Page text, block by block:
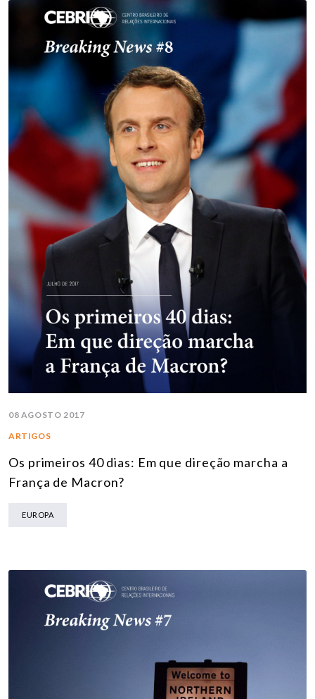
08 AGOSTO 2017
ARTIGOS
Os primeiros 40 dias: Em que direção marcha a
França de Macron?
EUROPA